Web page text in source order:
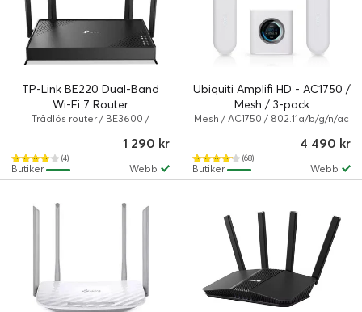
TP-Link BE220 Dual-Band
Wi-Fi 7 Router
Trådlös router / BE3600 /
(4)
1 290 kr
Webb
Butiker
Ubiquiti Amplifi HD - AC1750 /
Mesh / 3-pack
Mesh / AC1750 / 802.11a/b/g/n/ac
(68)
4 490 kr
Webb
Butiker